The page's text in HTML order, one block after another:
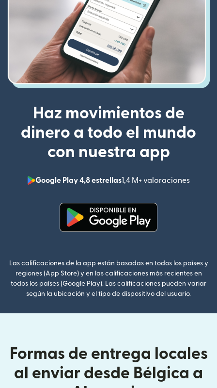
Haz movimientos de
dinero a todo el mundo
con nuestra app
Google Play 4,8 estrellas1,4 M+ valoraciones
(se
Las calificaciones de la app están basadas en todos los países y
regiones (App Store) y en las calificaciones más recientes en
todos los países (Google Play). Las calificaciones pueden variar
según la ubicación y el tipo de dispositivo del usuario.
Formas de entrega locales
al enviar desde Bélgica a